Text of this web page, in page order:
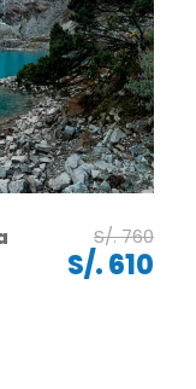
S/. 760
S/. 610